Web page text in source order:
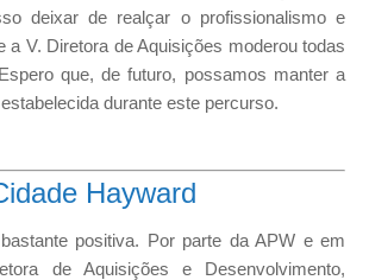
deixar de realçar o profissionalismo e
a V. Diretora de Aquisições moderou todas
que, de futuro, possamos manter a
durante este percurso.
Hayward
positiva. Por parte da APW e em
de Aquisições e Desenvolvimento,